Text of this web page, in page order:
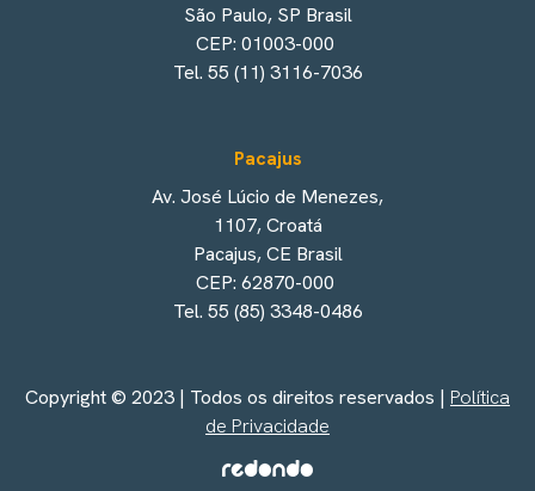
São Paulo, SP Brasil
CEP: 01003-000
Tel. 55 (11) 3116-7036
Pacajus
Av. José Lúcio de Menezes,
1107, Croatá
Pacajus, CE Brasil
CEP: 62870-000
Tel. 55 (85) 3348-0486
Copyright © 2023 | Todos os direitos reservados | Política
de Privacidade